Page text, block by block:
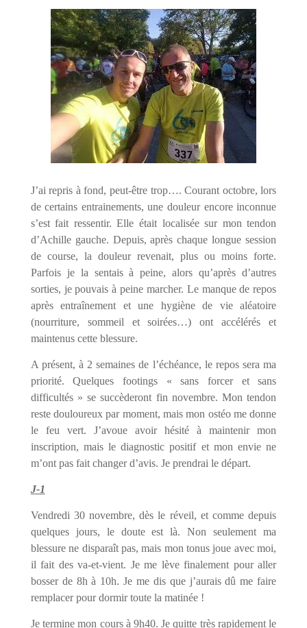
J’ai repris à fond, peut-être trop…. Courant octobre, lors
de certains entrainements, une douleur encore inconnue
s’est fait ressentir. Elle était localisée sur mon tendon
d’Achille gauche. Depuis, après chaque longue session
de course, la douleur revenait, plus ou moins forte.
Parfois je la sentais à peine, alors qu’après d’autres
sorties, je pouvais à peine marcher. Le manque de repos
après entraînement et une hygiène de vie aléatoire
(nourriture, sommeil et soirées…) ont accélérés et
maintenus cette blessure.
A présent, à 2 semaines de l’échéance, le repos sera ma
priorité. Quelques footings « sans forcer et sans
difficultés » se succèderont fin novembre. Mon tendon
reste douloureux par moment, mais mon ostéo me donne
le feu vert. J’avoue avoir hésité à maintenir mon
inscription, mais le diagnostic positif et mon envie ne
m’ont pas fait changer d’avis. Je prendrai le départ.
J-1
Vendredi 30 novembre, dès le réveil, et comme depuis
quelques jours, le doute est là. Non seulement ma
blessure ne disparaît pas, mais mon tonus joue avec moi,
il fait des va-et-vient. Je me lève finalement pour aller
bosser de 8h à 10h. Je me dis que j’aurais dû me faire
remplacer pour dormir toute la matinée !
Je termine mon cours à 9h40. Je quitte très rapidement le